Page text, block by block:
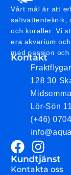
Vårt mål är att
saltvattenteknik,
och koraller. Vi
era akvarium
med passion
Kontakt
128 30
Lör-Sön
(+46)
Kundtjänst
Kontakta oss